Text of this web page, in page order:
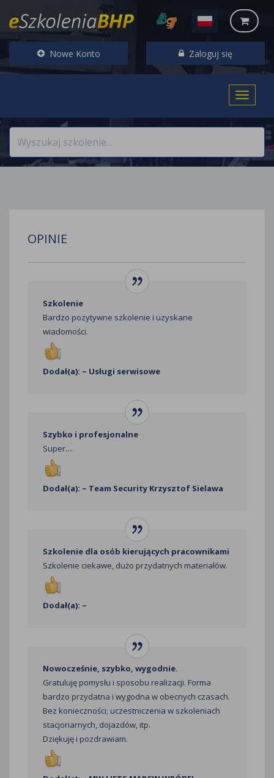
Nowe Konto Zaloguj się
OPINIE
Szkolenie
Bardzo pozytywne szkolenie i uzyskane
wiadomości.
Dodał(a): ~ Usługi serwisowe
Szybko i profesjonalne
Super....
Dodał(a): ~ Team Security Krzysztof Sielawa
Szkolenie dla osób kierujących pracownikami
Szkolenie ciekawe, dużo przydatnych materiałów.
Dodał(a): ~
Nowocześnie, szybko, wygodnie.
Gratuluję pomysłu i sposobu realizacji. Forma
bardzo przydatna i wygodna w obecnych czasach.
Bez konieczności; uczestniczenia w szkoleniach
stacjonarnych, dojazdów, itp.
Dziękuję i pozdrawiam.